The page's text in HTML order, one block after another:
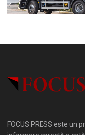
FOCUS PRESS este un